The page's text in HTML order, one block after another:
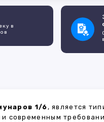
в
1/6, является
современным